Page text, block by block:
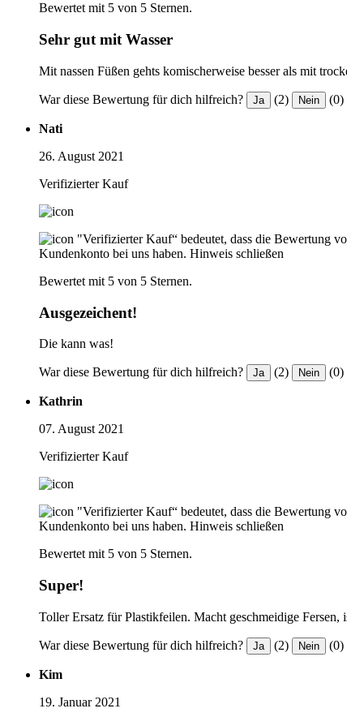
Bewertet mit 5 von 5 Sternen.
Sehr gut mit Wasser
Mit nassen Füßen gehts komischerweise besser als mit
War diese Bewertung für dich hilfreich? Ja (2) Nein (0)
Nati
26. August 2021
Verifizierter Kauf
"Verifizierter Kauf“ bedeutet, dass die Bewertung
Kundenkonto bei uns haben. Hinweis schließen
Bewertet mit 5 von 5 Sternen.
Ausgezeichent!
Die kann was!
War diese Bewertung für dich hilfreich? Ja (2) Nein (0)
Kathrin
07. August 2021
Verifizierter Kauf
"Verifizierter Kauf“ bedeutet, dass die Bewertung
Kundenkonto bei uns haben. Hinweis schließen
Bewertet mit 5 von 5 Sternen.
Super!
Toller Ersatz für Plastikfeilen. Macht geschmeidige
War diese Bewertung für dich hilfreich? Ja (2) Nein (0)
Kim
19. Januar 2021